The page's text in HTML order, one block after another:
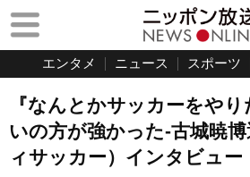
エンタメ ニュース スポーツ
『なんとかサッカーをや
いの方が強かった-古城暁
ィサッカー）インタビュー